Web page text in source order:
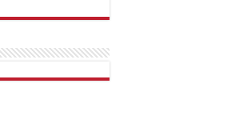
SupertotobetTipobet